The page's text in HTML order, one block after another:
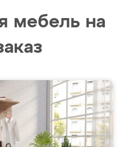
мебель на